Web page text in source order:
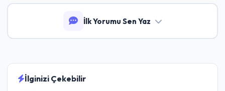
İlk Yorumu Sen Yaz
İlginizi Çekebilir